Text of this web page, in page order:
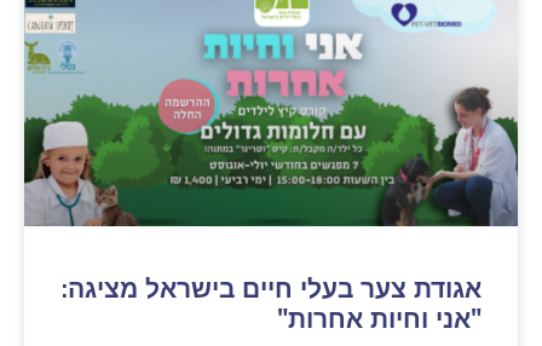
אגודת צער בעלי חיים בישראל מציגה:
"אני וחיות אחרות"